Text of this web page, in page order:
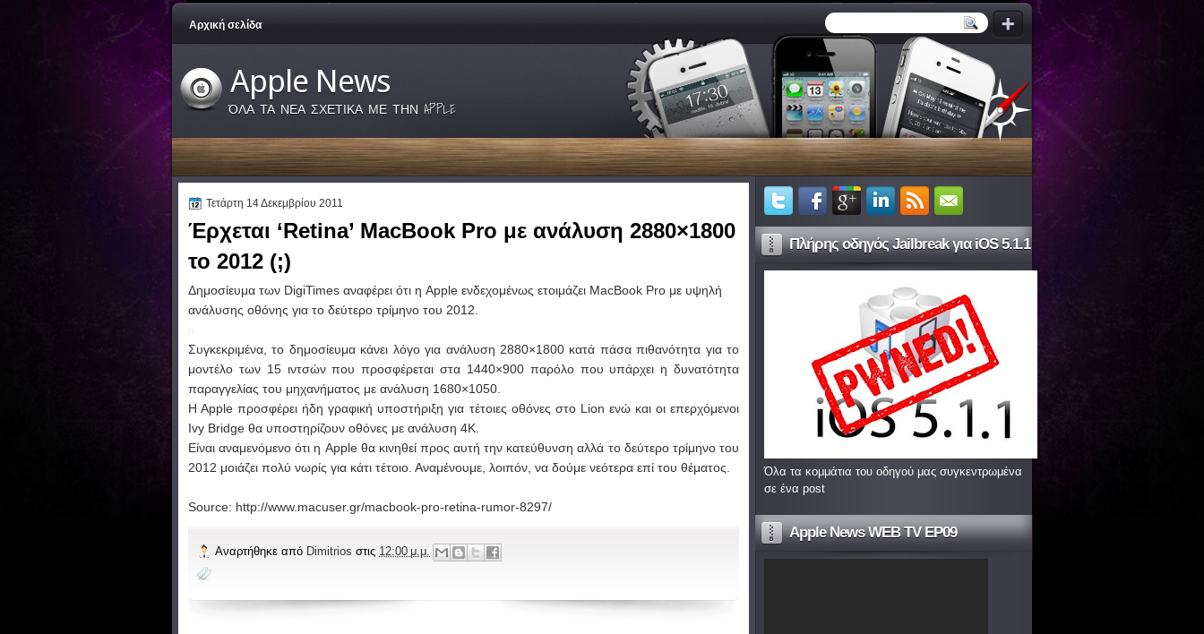
Αρχική σελίδα
Apple News
ΌΛΑ ΤΑ ΝΕΑ ΣΧΕΤΙΚΑ ΜΕ ΤΗΝ APPLE
Τετάρτη 14 Δεκεμβρίου 2011
Έρχεται ‘Retina’ MacBook Pro με ανάλυση 2880×1800
το 2012 (;)
Δημοσίευμα των DigiTimes αναφέρει ότι η Apple ενδεχομένως ετοιμάζει MacBook Pro με υψηλή
ανάλυσης οθόνης για το δεύτερο τρίμηνο του 2012.
Συγκεκριμένα, το δημοσίευμα κάνει λόγο για ανάλυση 2880×1800 κατά πάσα πιθανότητα για το
μοντέλο των 15 ιντσών που προσφέρεται στα 1440×900 παρόλο που υπάρχει η δυνατότητα
παραγγελίας του μηχανήματος με ανάλυση 1680×1050.
H Apple προσφέρει ήδη γραφική υποστήριξη για τέτοιες οθόνες στο Lion ενώ και οι επερχόμενοι
Ivy Bridge θα υποστηρίζουν οθόνες με ανάλυση 4Κ.
Είναι αναμενόμενο ότι η Apple θα κινηθεί προς αυτή την κατεύθυνση αλλά το δεύτερο τρίμηνο του
2012 μοιάζει πολύ νωρίς για κάτι τέτοιο. Αναμένουμε, λοιπόν, να δούμε νεότερα επί του θέματος.
Source: http://www.macuser.gr/macbook-pro-retina-rumor-8297/
Αναρτήθηκε από Dimitrios στις 12:00 μ.μ.
Πλήρης οδηγός Jailbreak για iOS 5.1.1
Όλα τα κομμάτια του οδηγού μας συγκεντρωμένα
σε ένα post
Apple News WEB TV EP09